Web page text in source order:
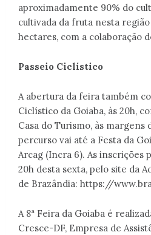
aproximadamente 90% do
cultivada da fruta nesta região
hectares, com a colaboração
Passeio Ciclístico
A abertura da feira também
Ciclístico da Goiaba, às 20h,
Casa do Turismo, às margens
percurso vai até a Festa da
Arcag (Incra 6). As inscrições
20h desta sexta, pelo site da
de Brazândia: https://
A 8ª Feira da Goiaba é
Cresce-DF, Empresa de